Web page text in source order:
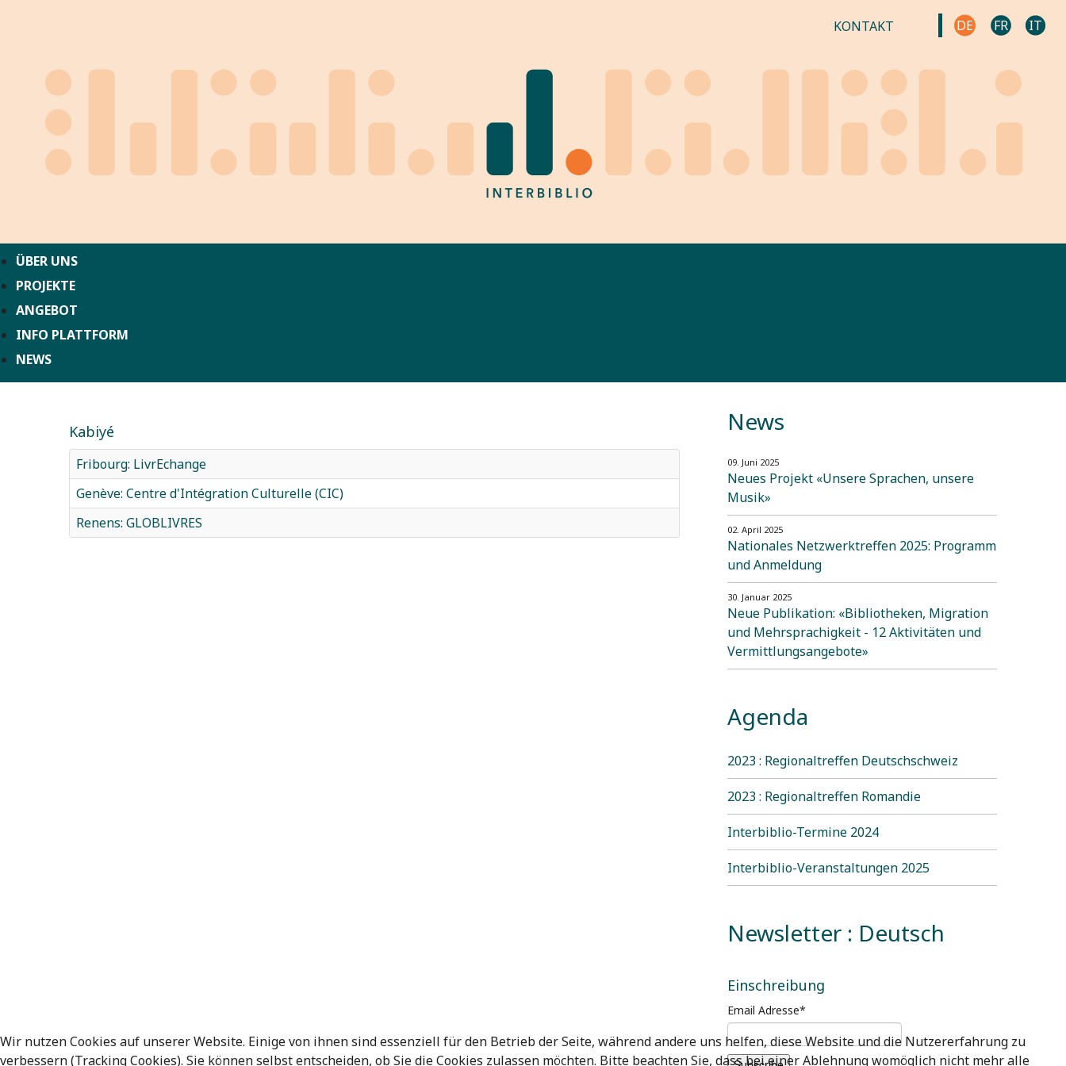
KONTAKT DE FR IT
ÜBER UNS
PROJEKTE
ANGEBOT
INFO PLATTFORM
NEWS
Kabiyé
Fribourg: LivrEchange
Genève: Centre d'Intégration Culturelle (CIC)
Renens: GLOBLIVRES
News
09. Juni 2025
Neues Projekt «Unsere Sprachen, unsere
Musik»
02. April 2025
Nationales Netzwerktreffen 2025: Programm
und Anmeldung
30. Januar 2025
Neue Publikation: «Bibliotheken, Migration
und Mehrsprachigkeit - 12 Aktivitäten und
Vermittlungsangebote»
Agenda
2023 : Regionaltreffen Deutschschweiz
2023 : Regionaltreffen Romandie
Interbiblio-Termine 2024
Interbiblio-Veranstaltungen 2025
Newsletter : Deutsch
Einschreibung
Email Adresse*
Wir nutzen Cookies auf unserer Website. Einige von ihnen sind essenziell für den Betrieb der Seite, während andere uns helfen, diese Website und die Nutzererfahrung zu
verbessern (Tracking Cookies). Sie können selbst entscheiden, ob Sie die Cookies zulassen möchten. Bitte beachten Sie, dass bei einer Ablehnung womöglich nicht mehr alle